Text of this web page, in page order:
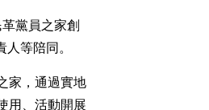
黨員之家創
等陪同。
家，通過實地
用、活動開展